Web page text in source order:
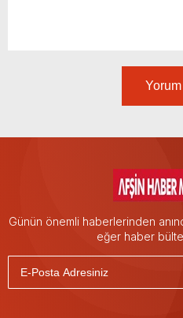
Günün önemli haberlerinden
eğer haber